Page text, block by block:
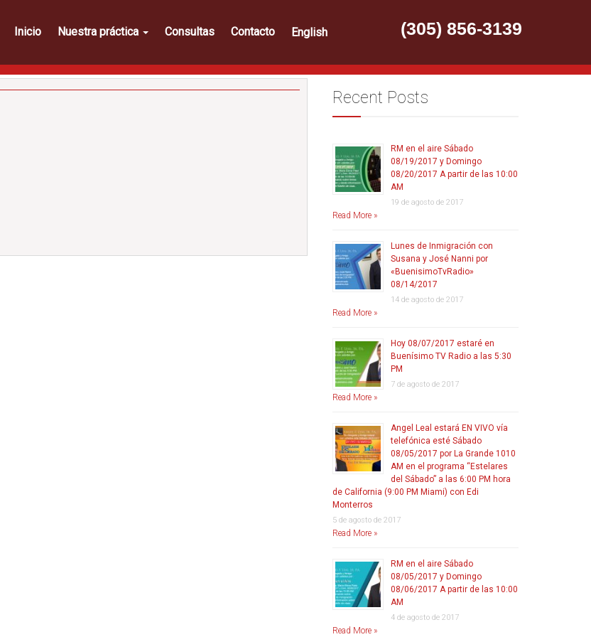
Inicio Nuestra práctica Consultas Contacto English (305) 856-3139
Recent Posts
RM en el aire Sábado
08/19/2017 y Domingo
08/20/2017 A partir de las 10:00
AM
19 de agosto de 2017
Read More »
Lunes de Inmigración con
Susana y José Nanni por
«BuenisimoTvRadio»
08/14/2017
14 de agosto de 2017
Read More »
Hoy 08/07/2017 estaré en
Buenísimo TV Radio a las 5:30
PM
7 de agosto de 2017
Read More »
Angel Leal estará EN VIVO vía
telefónica esté Sábado
08/05/2017 por La Grande 1010
AM en el programa “Estelares
del Sábado” a las 6:00 PM hora
de California (9:00 PM Miami) con Edi
Monterros
5 de agosto de 2017
Read More »
RM en el aire Sábado
08/05/2017 y Domingo
08/06/2017 A partir de las 10:00
AM
4 de agosto de 2017
Read More »